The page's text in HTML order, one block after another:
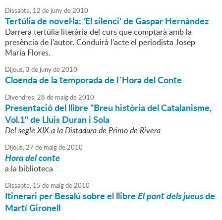
Dissabte, 12 de junyde2010
Tertúlia de novel·la: 'El silenci' de Gaspar Hernàndez
Darrera tertúlia literària del curs que comptarà amb la
presència de l'autor. Conduirà l'acte el periodista Josep
Maria Flores.
Dijous,3 de junyde2010
Cloenda de la temporada de l´Hora del Conte
Divendres,28 de maigde2010
Presentació del llibre "Breu història del Catalanisme,
Vol.1" de Lluis Duran i Sola
Del segle XIX a la Distadura de Primo de Rivera
Dijous,27 de maigde2010
Hora del conte
a la biblioteca
Dissabte, 15 de maigde2010
Itinerari per Besalú sobre el llibreEl pont dels jueusde
Martí Gironell